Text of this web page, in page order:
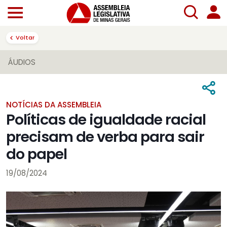
Voltar
ÁUDIOS
NOTÍCIAS DA ASSEMBLEIA
Políticas de igualdade racial
precisam de verba para sair
do papel
19/08/2024